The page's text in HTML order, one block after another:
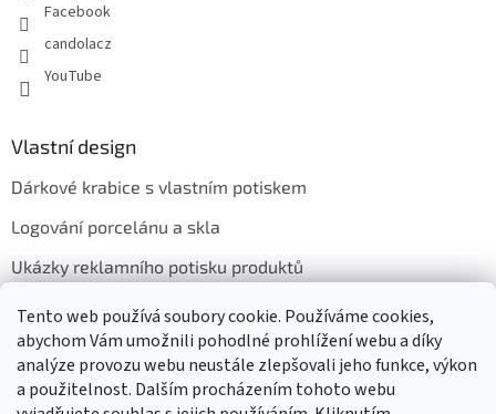
Tento web používá soubory cookie. Používáme cookies,
abychom Vám umožnili pohodlné prohlížení webu a díky
analýze provozu webu neustále zlepšovali jeho funkce, výkon
a použitelnost. Dalším procházením tohoto webu
Facebook
candolacz
YouTube
Vlastní design
Dárkové krabice s vlastním potiskem
Logování porcelánu a skla
Ukázky reklamního potisku produktů
Přijímáme online platby